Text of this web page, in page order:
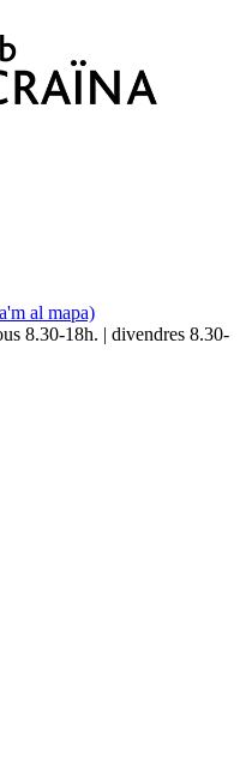
al mapa)
8.30-18h. | divendres 8.30-